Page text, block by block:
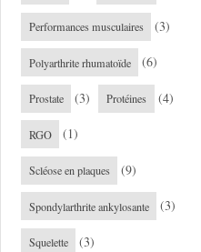
Performances musculaires (3)
Polyarthrite rhumatoïde (6)
Prostate (3) Protéines (4)
RGO (1)
Scléose en plaques (9)
Spondylarthrite ankylosante (3)
Squelette (3)